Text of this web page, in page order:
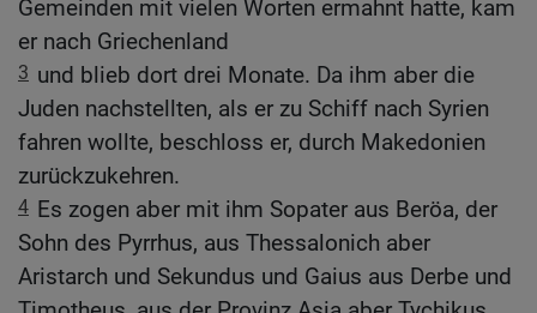
Gemeinden mit vielen Worten ermahnt hatte, kam
er nach Griechenland
3 und blieb dort drei Monate. Da ihm aber die
Juden nachstellten, als er zu Schiff nach Syrien
fahren wollte, beschloss er, durch Makedonien
zurückzukehren.
4 Es zogen aber mit ihm Sopater aus Beröa, der
Sohn des Pyrrhus, aus Thessalonich aber
Aristarch und Sekundus und Gaius aus Derbe und